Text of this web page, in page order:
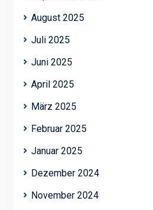
August 2025
Juli 2025
Juni 2025
April 2025
März 2025
Februar 2025
Januar 2025
Dezember 2024
November 2024